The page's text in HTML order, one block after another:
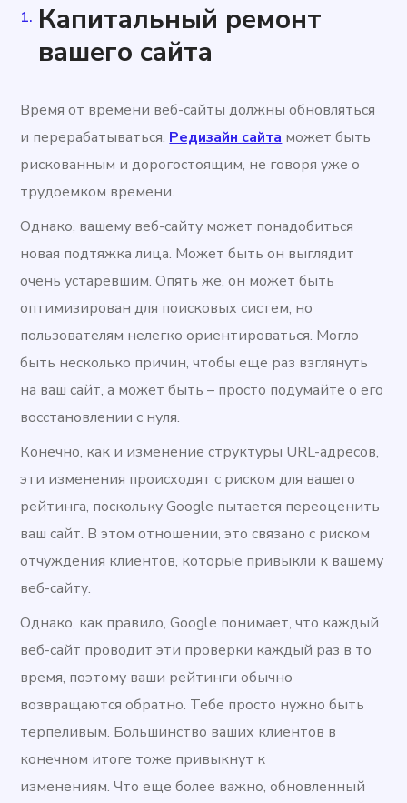
Капитальный ремонт
вашего сайта
Время от времени веб-сайты должны обновляться
и перерабатываться. Редизайн сайта может быть
рискованным и дорогостоящим, не говоря уже о
трудоемком времени.
Однако, вашему веб-сайту может понадобиться
новая подтяжка лица. Может быть он выглядит
очень устаревшим. Опять же, он может быть
оптимизирован для поисковых систем, но
пользователям нелегко ориентироваться. Могло
быть несколько причин, чтобы еще раз взглянуть
на ваш сайт, а может быть – просто подумайте о его
восстановлении с нуля.
Конечно, как и изменение структуры URL-адресов,
эти изменения происходят с риском для вашего
рейтинга, поскольку Google пытается переоценить
ваш сайт. В этом отношении, это связано с риском
отчуждения клиентов, которые привыкли к вашему
веб-сайту.
Однако, как правило, Google понимает, что каждый
веб-сайт проводит эти проверки каждый раз в то
время, поэтому ваши рейтинги обычно
возвращаются обратно. Тебе просто нужно быть
терпеливым. Большинство ваших клиентов в
конечном итоге тоже привыкнут к
изменениям. Что еще более важно, обновленный